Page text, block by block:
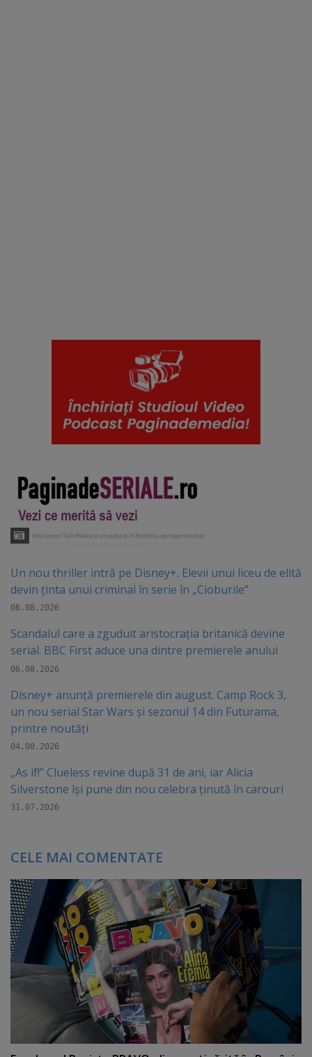
Un nou thriller intră pe Disney+. Elevii unui liceu de elită
devin ținta unui criminal în serie în „Cioburile”
06.08.2026
Scandalul care a zguduit aristocrația britanică devine
serial. BBC First aduce una dintre premierele anului
06.08.2026
Disney+ anunță premierele din august. Camp Rock 3,
un nou serial Star Wars și sezonul 14 din Futurama,
printre noutăți
04.08.2026
„As if!” Clueless revine după 31 de ani, iar Alicia
Silverstone își pune din nou celebra ținută în carouri
31.07.2026
CELE MAI COMENTATE